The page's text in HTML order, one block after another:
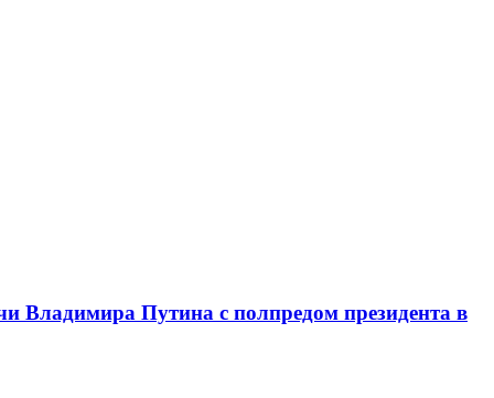
Владимира Путина с полпредом президента в